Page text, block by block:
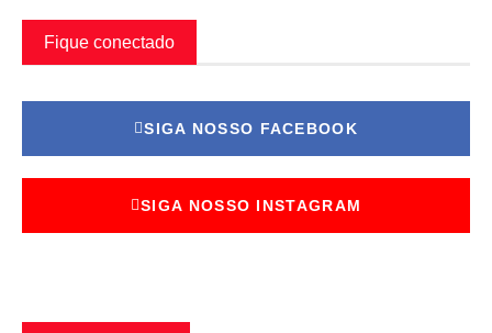
Fique conectado
SIGA NOSSO FACEBOOK
SIGA NOSSO INSTAGRAM